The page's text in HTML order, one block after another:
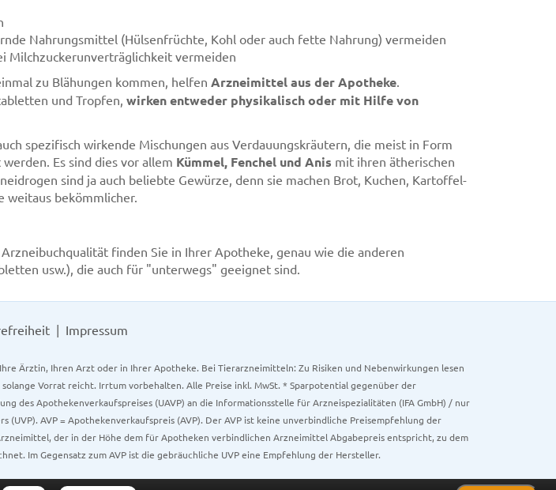
Nahrungsmittel (Hülsenfrüchte, Kohl oder auch fette Nahrung) vermeiden
Milchzuckerunverträglichkeit vermeiden
zu Blähungen kommen, helfen Arzneimittel aus der Apotheke.
und Tropfen, wirken entweder physikalisch oder mit Hilfe von
spezifisch wirkende Mischungen aus Verdauungskräutern, die meist in Form
Es sind dies vor allem Kümmel, Fenchel und Anis mit ihren ätherischen
sind ja auch beliebte Gewürze, denn sie machen Brot, Kuchen, Kartoffel-
weitaus bekömmlicher.
finden Sie in Ihrer Apotheke, genau wie die anderen
usw.), die auch für "unterwegs" geeignet sind.
Impressum
Ärztin, Ihren Arzt oder in Ihrer Apotheke. Bei Tierarzneimitteln: Zu Risiken und Nebenwirkungen lesen
Vorrat reicht. Irrtum vorbehalten. Alle Preise inkl. MwSt. * Sparpotential gegenüber der
des Apothekenverkaufspreises (UAVP) an die Informationsstelle für Arzneispezialitäten (IFA GmbH) / nur
AVP = Apothekenverkaufspreis (AVP). Der AVP ist keine unverbindliche Preisempfehlung der
der in der Höhe dem für Apotheken verbindlichen Arzneimittel Abgabepreis entspricht, zu dem
Im Gegensatz zum AVP ist die gebräuchliche UVP eine Empfehlung der Hersteller.